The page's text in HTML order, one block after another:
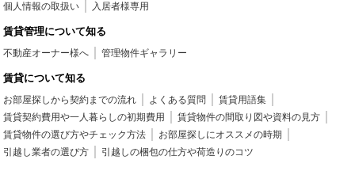
個人情報の取扱い
入居者様専用
賃貸管理について知る
不動産オーナー様へ 管理物件ギャラリー
賃貸について知る
お部屋探しから契約までの流れ よくある質問
賃貸用語集
賃貸契約費用や一人暮らしの初期費用
賃貸物件の間取り図や資料の見方
賃貸物件の選び方やチェック方法
お部屋探しにオススメの時期
引越し業者の選び方
引越しの梱包の仕方や荷造りのコツ